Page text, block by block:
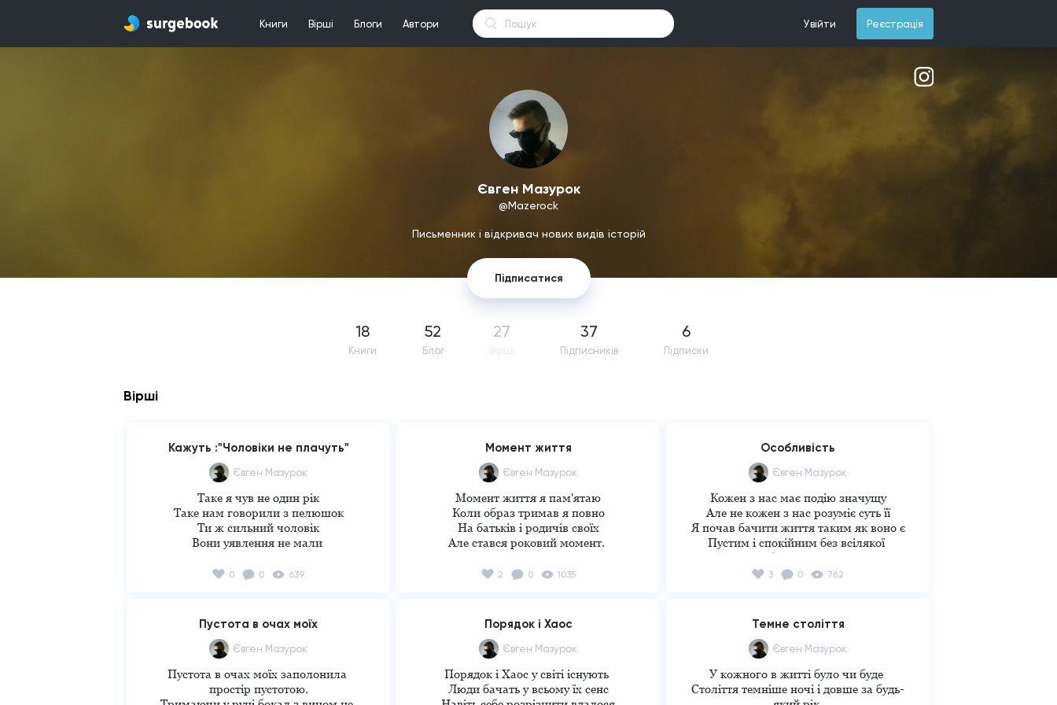
Книги Вірші Блоги Автори Увійти Реєстрація
Євген Мазурок
@Mazerock
Письменник і відкривач нових видів історій
Підписатися
18
Книги
52
Блог
27 37
Підпиcників
6
Підписки
Вірші
Кажуть :"Чоловіки не плачуть"
Євген Мазурок
Таке я чув не один рік
Таке нам говорили з пелюшок
Ти ж сильний чоловік
Вони уявлення не мали
Ми посміхаємось проблемам
Втрату брата ріднішого ніж кров
Нестачу сил на проблеми
Ми молимося до наших тіл
Щоб вони дали нам сили і
Не лили би сліз від усіх тривог
0 0 639
Момент життя
Євген Мазурок
Момент життя я пам'ятаю
Коли образ тримав я повно
На батьків і родичів своїх
Але стався роковий момент.
Пішов назавжди.
Згадую його і не можу стримати я сліз.
В момент всі мої образи стали димом.
Все злість перетворилася в печаль.
І в пам'яті відбиток вогняний лишився
назавжди.
Я згадую їх лиця.
2 0 1035
Особливість
Євген Мазурок
Кожен з нас має подію значущу
Але не кожен з нас розуміє суть її
Я почав бачити життя таким як воно є
Пустим і спокійним без всілякої
особливості у нім
Перший раз наче особливий має бути ,
Коли помирає родич близький. Подія
сумна і незворотня. Але і це не надто
особливе дійство.
Немає у житті особливості ніяких.
Це лише макіяж життя вигаданий
людьми.
3 0 782
Пустота в очах моїх
Євген Мазурок
Пустота в очах моїх заполонила
простір пустотою.
Порядок і Хаос
Євген Мазурок
Порядок і Хаос у світі існують
Люди бачать у всьому їх сенс
Темне століття
Євген Мазурок
У кожного в житті було чи буде
Століття темніше ночі і довше за будь-